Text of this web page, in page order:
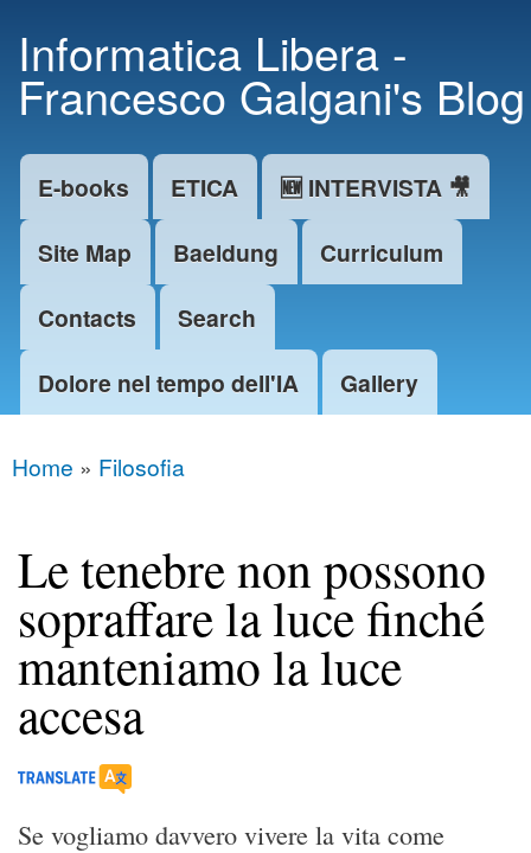
main
content
Informatica Libera -
Francesco Galgani's Blog
Main menu
E-books ETICA
🆕 INTERVISTA 🎥
Site Map
Baeldung
Curriculum
Contacts
Search
Dolore nel tempo dell'IA
Gallery
You are here
Home » Filosofia
Le tenebre non possono
sopraffare la luce finché
manteniamo la luce
accesa
Se vogliamo davvero vivere la vita come